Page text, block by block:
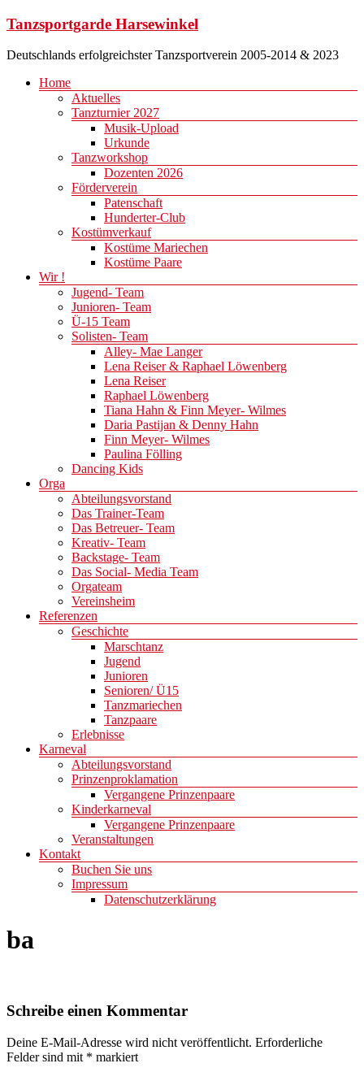
Zum
springen
Tanzsportgarde Harsewinkel
Deutschlands erfolgreichster Tanzsportverein 2005-2014 & 2023
Menü
Home
Aktuelles
Tanzturnier 2027
Musik-Upload
Urkunde
Tanzworkshop
Dozenten 2026
Förderverein
Patenschaft
Hunderter-Club
Kostümverkauf
Kostüme Mariechen
Kostüme Paare
Wir !
Jugend- Team
Junioren- Team
Ü-15 Team
Solisten- Team
Alley- Mae Langer
Lena Reiser & Raphael Löwenberg
Lena Reiser
Raphael Löwenberg
Tiana Hahn & Finn Meyer- Wilmes
Daria Pastijan & Denny Hahn
Finn Meyer- Wilmes
Paulina Fölling
Dancing Kids
Orga
Abteilungsvorstand
Das Trainer-Team
Das Betreuer- Team
Kreativ- Team
Backstage- Team
Das Social- Media Team
Orgateam
Vereinsheim
Referenzen
Geschichte
Marschtanz
Jugend
Junioren
Senioren/ Ü15
Tanzmariechen
Tanzpaare
Erlebnisse
Karneval
Abteilungsvorstand
Prinzenproklamation
Vergangene Prinzenpaare
Kinderkarneval
Vergangene Prinzenpaare
Veranstaltungen
Kontakt
Buchen Sie uns
Impressum
Datenschutzerklärung
ba
Schreibe einen Kommentar
Deine E-Mail-Adresse wird nicht veröffentlicht. Erforderliche
Felder sind mit * markiert